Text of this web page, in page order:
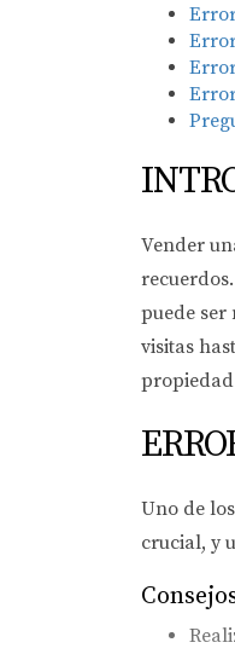
Vender
puede ser
visitas
propiedad
Uno de
crucial, y